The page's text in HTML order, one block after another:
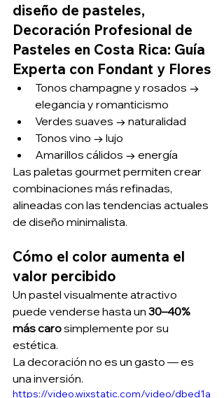
diseño de pasteles,
Decoración Profesional de
Pasteles en Costa Rica: Guía
Experta con Fondant y Flores
Tonos champagne y rosados →
elegancia y romanticismo
Verdes suaves → naturalidad
Tonos vino → lujo
Amarillos cálidos → energía
Las paletas gourmet permiten crear
combinaciones más refinadas,
alineadas con las tendencias actuales
de diseño minimalista.
Cómo el color aumenta el
valor percibido
Un pastel visualmente atractivo
puede venderse hasta un 30–40%
más caro simplemente por su
estética.
La decoración no es un gasto — es
una inversión.
https://video.wixstatic.com/video/dbed1a